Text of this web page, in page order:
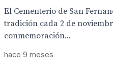
El Cementerio de San
tradición cada 2 de
conmemoración...
hace 9 meses